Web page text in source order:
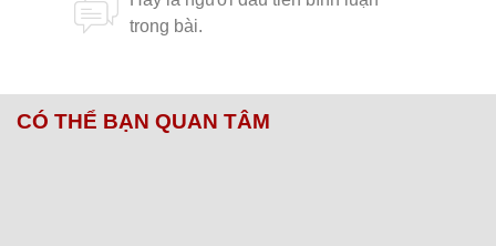
CÓ THỂ BẠN QUAN TÂM